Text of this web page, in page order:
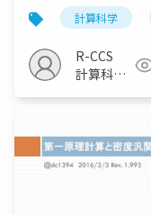
計算科学
R-CCS
計算科学